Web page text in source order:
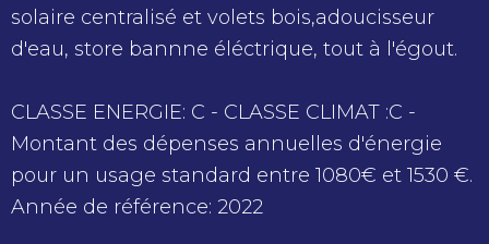
solaire centralisé et volets bois,adoucisseur
d'eau, store bannne éléctrique, tout à l'égout.
CLASSE ENERGIE: C - CLASSE CLIMAT :C -
Montant des dépenses annuelles d'énergie
pour un usage standard entre 1080€ et 1530 €.
Année de référence: 2022